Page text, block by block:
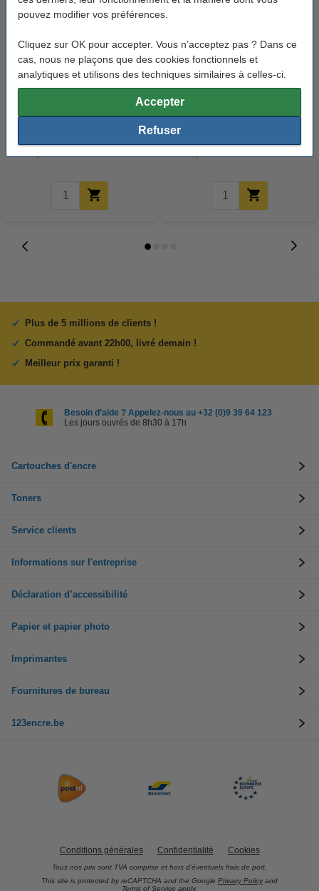
pouvez modifier vos préférences.
Cliquez sur OK pour accepter. Vous n’acceptez pas ? Dans ce
cas, nous ne plaçons que des cookies fonctionnels et
analytiques et utilisons des techniques similaires à celles-ci.
Accepter
Refuser
Leitz 1640 étiquettes de dos
auto-adhésives larges 61 x 285
Leitz 1640 étiquettes de dos
auto-adhésives larges 61 x 285
Plus de 5 millions de clients !
Commandé avant 22h00, livré demain !
Meilleur prix garanti !
Besoin d’aide ? Appelez-nous au +32 (0)9 39 64 123
Les jours ouvrés de 8h30 à 17h
Cartouches d'encre
Toners
Service clients
Informations sur l'entreprise
Déclaration d’accessibilité
Papier et papier photo
Imprimantes
Fournitures de bureau
123encre.be
Conditions générales Confidentialité Cookies
Tous nos prix sont TVA comprise et hors d’éventuels frais de port.
This site is protected by reCAPTCHA and the Google Privacy Policy and
Terms of Service apply.